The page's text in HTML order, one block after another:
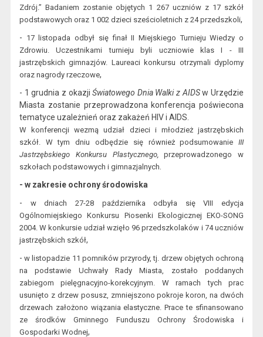
Zdrój.” Badaniem zostanie objętych 1 267 uczniów z 17 szkół
podstawowych oraz 1 002 dzieci sześcioletnich z 24 przedszkoli,
- 17 listopadaodbył się finał II Miejskiego Turnieju Wiedzy o
Zdrowiu.Uczestnikami turnieju byli uczniowie klas I - III
jastrzębskich gimnazjów. Laureaci konkursu otrzymali dyplomy
oraz nagrody rzeczowe,
- 1 grudnia z okazjiŚwiatowego Dnia Walki z AIDSwUrzędzie
Miasta zostanie przeprowadzona konferencja poświecona
tematyce uzależnień oraz zakażeń HIV i AIDS.
W konferencji wezmą udział dzieci i młodzież jastrzębskich
szkół. W tym dniuodbędzie się również podsumowanieIII
Jastrzębskiego Konkursu Plastycznego,przeprowadzonegow
szkołach podstawowych igimnazjalnych
- w zakresie ochrony środowiska
- wdniach 27-28 października odbyła się VIII edycja
Ogólnomiejskiego Konkursu Piosenki Ekologicznej EKO-SONG
2004. W konkursie udział wzięło 96 przedszkolaków i 74 uczniów
jastrzębskich szkół,
-w listopadzie 11 pomników przyrody, tj. drzew objętych ochroną
na podstawie Uchwały Rady Miasta, zostało poddanych
zabiegom pielęgnacyjno-korekcyjnym. W ramach tych prac
usunięto z drzew posusz, zmniejszono pokroje koron, na dwóch
drzewach założono wiązania elastyczne. Prace te sfinansowano
ze środków Gminnego Funduszu Ochrony Środowiska i
Gospodarki Wodnej,